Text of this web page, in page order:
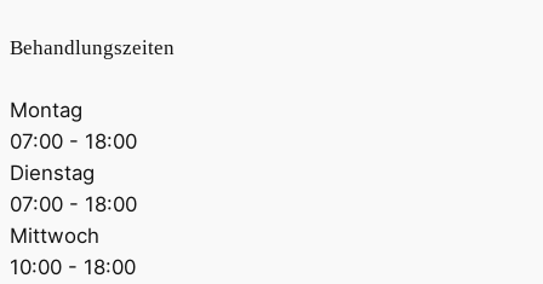
Behandlungszeiten
Montag
07:00 - 18:00
Dienstag
07:00 - 18:00
Mittwoch
10:00 - 18:00